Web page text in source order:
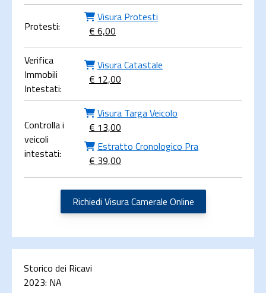
Protesti:
Visura Protesti
€ 6,00
Verifica
Immobili
Intestati:
Visura Catastale
€ 12,00
Controlla i
veicoli
intestati:
Visura Targa Veicolo
€ 13,00
Estratto Cronologico Pra
€ 39,00
Richiedi Visura Camerale Online
Storico dei Ricavi
2023: NA